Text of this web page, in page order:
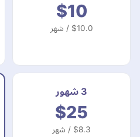
$10
$10.0 / شهر
3 شهور
$25
$8.3 / شهر